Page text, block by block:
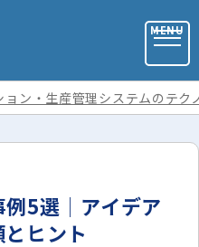
資料
ン・生産管理システムのテク
例5選│アイデア
ヒント